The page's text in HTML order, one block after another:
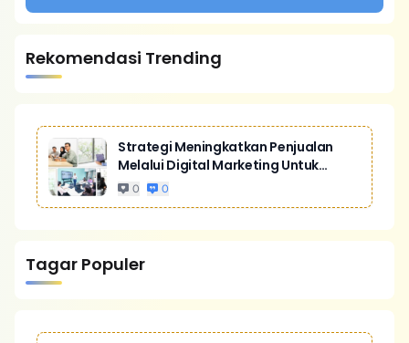
Rekomendasi Trending
Strategi Meningkatkan Penjualan
Melalui Digital Marketing Untuk
Bisnis Yang Lebih Kompetitif
0 0
Tagar Populer